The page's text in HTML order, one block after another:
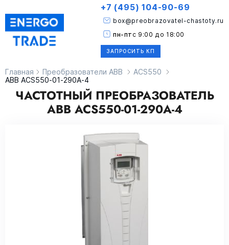
ЗАПРОСИТЬ КП
box@preobrazovatel-chastoty.ru
+7 (495) 104-90-69
пн-пт с 9:00 до 18:00
Главная Преобразователи ABB
ACS550
ABB ACS550-01-290A-4
ЧАСТОТНЫЙ ПРЕОБРАЗОВАТЕЛЬ
ABB ACS550-01-290A-4